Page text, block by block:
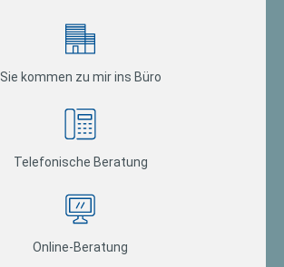
Sie kommen zu mir ins Büro
Telefonische Beratung
Online-Beratung